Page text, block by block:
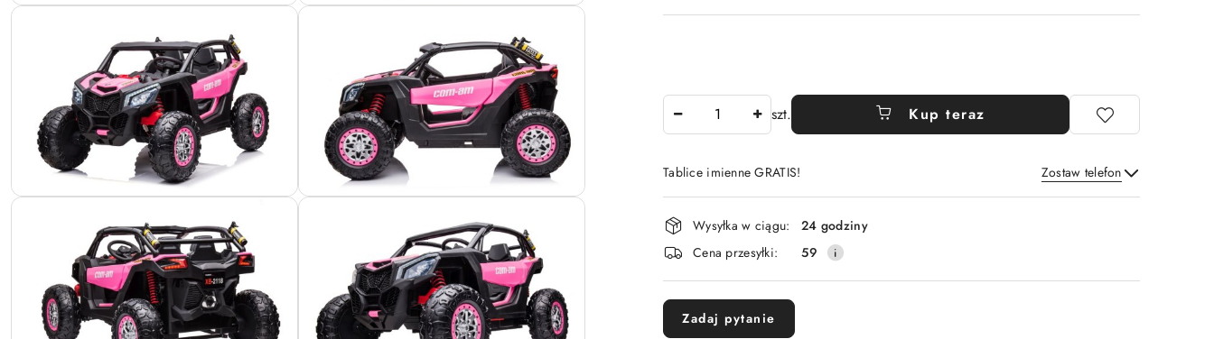
szt. Kup teraz
Tablice imienne GRATIS! Zostaw telefon
Wyślij
Dostępność
i
dostawa
Wysyłka w ciągu:
24 godziny
Cena przesyłki:
59
Zadaj pytanie